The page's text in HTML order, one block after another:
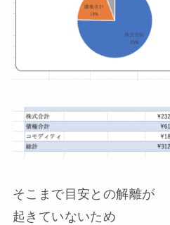
そこまで目安との解離が
起きていないため